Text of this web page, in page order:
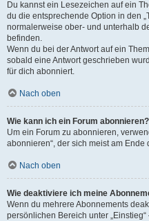
Du kannst ein Lesezeichen auf ein
du die entsprechende Option in den
normalerweise ober- und unterhalb
befinden.
Wenn du bei der Antwort auf ein
sobald eine Antwort geschrieben
für dich abonniert.
Nach oben
Wie kann ich ein Forum abonnieren?
Um ein Forum zu abonnieren,
abonnieren“, der sich meist am Ende
Nach oben
Wie deaktiviere ich meine
Wenn du mehrere Abonnements
persönlichen Bereich unter